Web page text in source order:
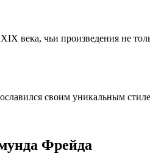
века, чьи произведения не
своим уникальным
Фрейда